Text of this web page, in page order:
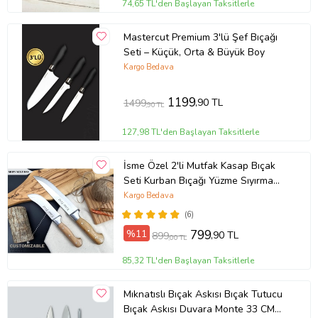
74,65 TL'den Başlayan Taksitlerle
Mastercut Premium 3'lü Şef Bıçağı
Seti – Küçük, Orta & Büyük Boy
Kargo Bedava
1499,90 TL 1199,90 TL
127,98 TL'den Başlayan Taksitlerle
İsme Özel 2'li Mutfak Kasap Bıçak
Seti Kurban Bıçağı Yüzme Sıyırma
Bıçak
(6)
Kargo Bedava
%11 899,00 TL 799,90 TL
85,32 TL'den Başlayan Taksitlerle
Mıknatıslı Bıçak Askısı Bıçak Tutucu
Bıçak Askısı Duvara Monte 33 CM